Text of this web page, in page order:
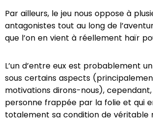
Par ailleurs, le jeu nous oppose à
antagonistes tout au long de
que l’on en vient à réellement haïr
L’un d’entre eux est probablement
sous certains aspects
motivations dirons-nous), cependant,
personne frappée par la folie et qui
totalement sa condition de véritable